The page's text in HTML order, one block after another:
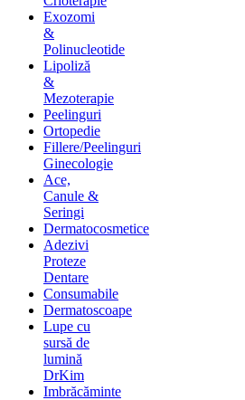
Exozomi
&
Polinucleotide
Lipoliză
&
Mezoterapie
Peelinguri
Ortopedie
Fillere/Peelinguri
Ginecologie
Ace,
Canule &
Seringi
Dermatocosmetice
Adezivi
Proteze
Dentare
Consumabile
Dermatoscoape
Lupe cu
sursă de
lumină
DrKim
Imbrăcăminte